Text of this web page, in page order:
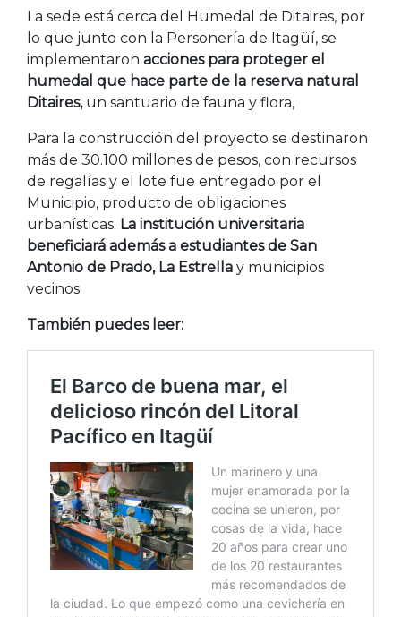
La sede está cerca del Humedal de Ditaires, por
lo que junto con la Personería de Itagüí, se
implementaron acciones para proteger el
humedal que hace parte de la reserva natural
Ditaires,un santuario de fauna y flora,
Para la construcción del proyecto se destinaron
más de 30.100 millones de pesos, con recursos
de regalías y el lote fue entregado por el
Municipio, producto de obligaciones
urbanísticas. La institución universitaria
beneficiará además a estudiantes de San
Antonio de Prado, La Estrella y municipios
vecinos.
También puedes leer: